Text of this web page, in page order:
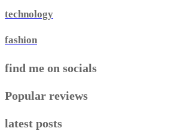
technology
fashion
find me on socials
Popular reviews
latest posts